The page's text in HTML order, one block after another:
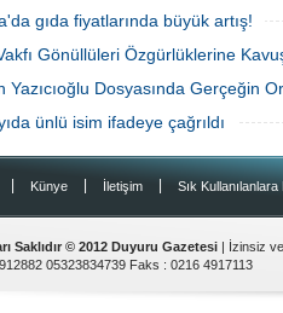
gıda fiyatlarında büyük artış!
Gönüllüleri Özgürlüklerine
Yazıcıoğlu Dosyasında Gerçeğin
ünlü isim ifadeye çağrıldı
Künye İletişim Sık Kullanılanlara
Saklıdır © 2012 Duyuru Gazetesi | İzinsiz
05323834739 Faks : 0216 4917113